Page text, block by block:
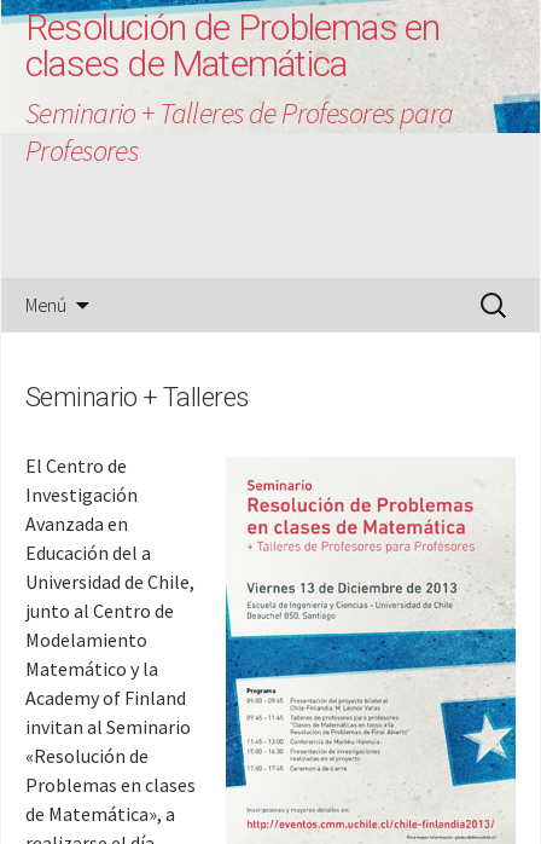
Resolución de Problemas en
clases de Matemática
Seminario + Talleres de Profesores para
Profesores
Menú Buscar:
Seminario + Talleres
El Centro de
Investigación
Avanzada en
Educación del a
Universidad de Chile,
junto al Centro de
Modelamiento
Matemático y la
Academy of Finland
invitan al Seminario
«Resolución de
Problemas en clases
de Matemática», a